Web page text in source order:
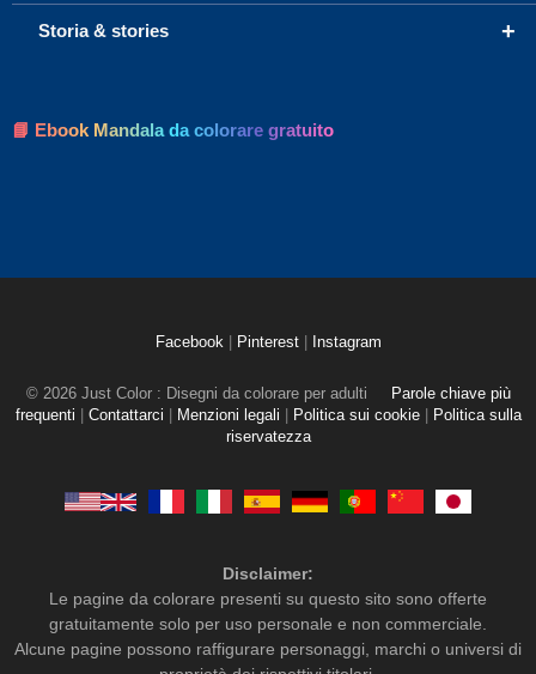
+
Storia & stories
📘 Ebook Mandala da colorare gratuito
Facebook Pinterest Instagram
© 2026 Just Color : Disegni da colorare per adulti
Parole chiave più
frequenti
Contattarci Menzioni legali Politica sui cookie
Politica sulla
riservatezza
Disclaimer:
Le pagine da colorare presenti su questo sito sono offerte
gratuitamente solo per uso personale e non commerciale.
Alcune pagine possono raffigurare personaggi, marchi o universi di